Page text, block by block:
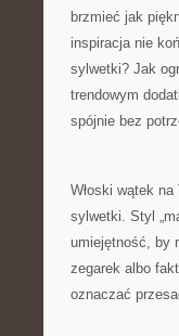
brzmieć jak
inspiracja nie
sylwetki? Jak
trendowym
spójnie bez
Włoski wątek
sylwetki. Styl
umiejętność, by
zegarek albo
oznaczać